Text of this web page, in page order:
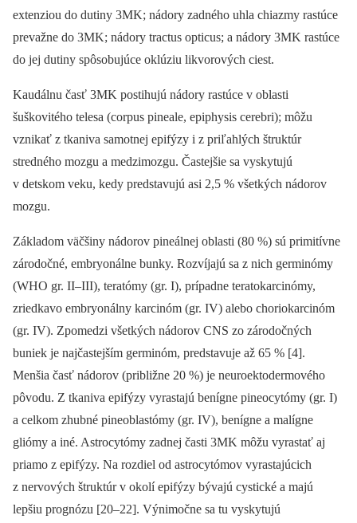
extenziou do dutiny 3MK; nádory zadného uhla chiazmy rastúce
prevažne do 3MK; nádory tractus opticus; a nádory 3MK rastúce
do jej dutiny spôsobujúce oklúziu likvorových ciest.
Kaudálnu časť 3MK postihujú nádory rastúce v oblasti
šuškovitého telesa (corpus pineale, epiphysis cerebri); môžu
vznikať z tkaniva samotnej epifýzy i z priľahlých štruktúr
stredného mozgu a medzimozgu. Častejšie sa vyskytujú
v detskom veku, kedy predstavujú asi 2,5 % všetkých nádorov
mozgu.
Základom väčšiny nádorov pineálnej oblasti (80 %) sú primitívne
zárodočné, embryonálne bunky. Rozvíjajú sa z nich germinómy
(WHO gr. II–III), teratómy (gr. I), prípadne teratokarcinómy,
zriedkavo embryonálny karcinóm (gr. IV) alebo choriokarcinóm
(gr. IV). Zpomedzi všetkých nádorov CNS zo zárodočných
buniek je najčastejším germinóm, predstavuje až 65 % [4].
Menšia časť nádorov (približne 20 %) je neuroektodermového
pôvodu. Z tkaniva epifýzy vyrastajú benígne pineocytómy (gr. I)
a celkom zhubné pineoblastómy (gr. IV), benígne a malígne
gliómy a iné. Astrocytómy zadnej časti 3MK môžu vyrastať aj
priamo z epifýzy. Na rozdiel od astrocytómov vyrastajúcich
z nervových štruktúr v okolí epifýzy bývajú cystické a majú
lepšiu prognózu [20–22]. Výnimočne sa tu vyskytujú